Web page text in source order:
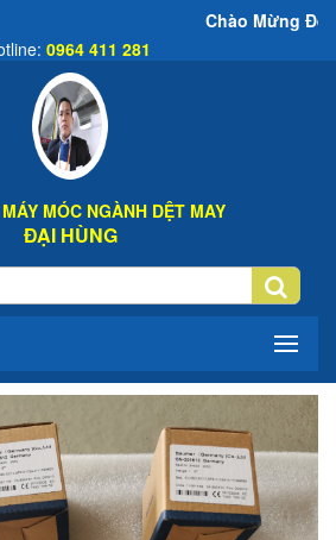
Chào Mừng Đến Website Đại
0964 411 281
MÓC NGÀNH DỆT MAY
ĐẠI HÙNG